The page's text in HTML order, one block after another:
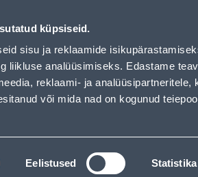
küpsiseid.
sisu ja reklaamide
liikluse analüüsimiseks. Edastame
reklaami- ja
või mida nad on kogunud
Eelistused Statistika
Bauhof has loaded
Teenused Karjäärileht
KATALOOGID